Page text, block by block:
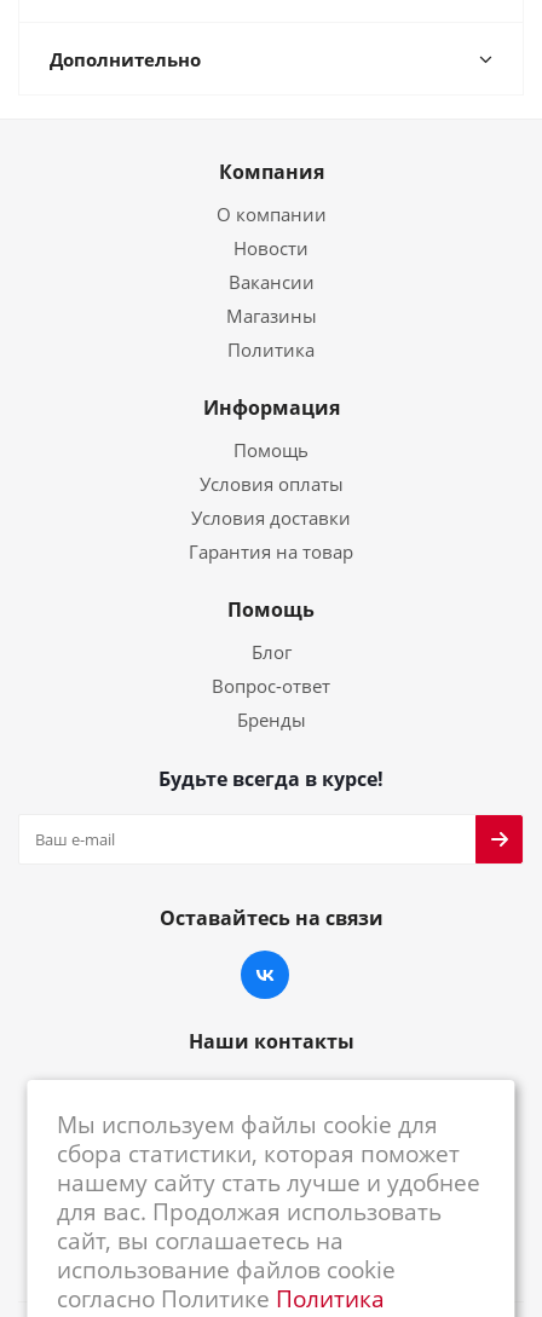
Дополнительно
Компания
О компании
Новости
Вакансии
Магазины
Политика
Информация
Помощь
Условия оплаты
Условия доставки
Гарантия на товар
Помощь
Блог
Вопрос-ответ
Бренды
Будьте всегда в курсе!
Оставайтесь на связи
Наши контакты
centrkkm@centrkkm.ru
185005, г. Петрозаводск, ул. Промышленная,
1/26
Мы используем файлы cookie для
сбора статистики, которая поможет
нашему сайту стать лучше и удобнее
для вас. Продолжая использовать
сайт, вы соглашаетесь на
использование файлов cookie
согласно Политике Политика